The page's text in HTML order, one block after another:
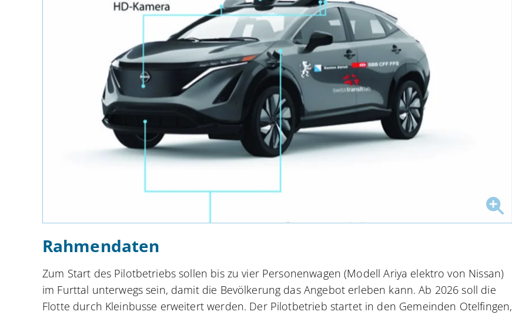
Rahmendaten
Zum Start des Pilotbetriebs sollen bis zu vier Personenwagen (Modell Ariya elektro von Nissan)
im Furttal unterwegs sein, damit die Bevölkerung das Angebot erleben kann. Ab 2026 soll die
Flotte durch Kleinbusse erweitert werden. Der Pilotbetrieb startet in den Gemeinden Otelfingen,